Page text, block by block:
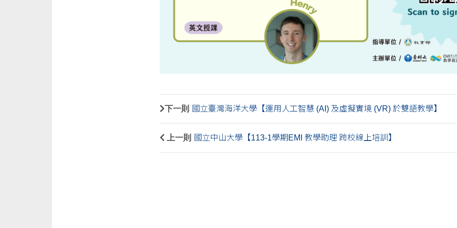
下一則 國立臺灣海洋大學【運用人工智慧 (AI) 及虛擬實境 (VR) 於雙語教學】
上一則 國立中山大學【113-1學期EMI 教學助理 跨校線上培訓】